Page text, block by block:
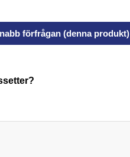
förfrågan (denna produkt)